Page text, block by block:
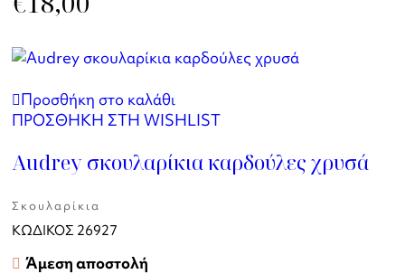
Προσθήκη στο καλάθι
ΠΡΟΣΘΗΚΗ ΣΤΗ WISHLIST
Audrey σκουλαρίκια καρδούλες χρυσά
Σκουλαρίκια
ΚΩΔΙΚΟΣ 26927
Άμεση αποστολή